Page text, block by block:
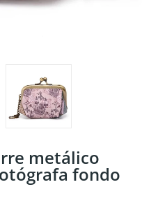
metálico
fondo